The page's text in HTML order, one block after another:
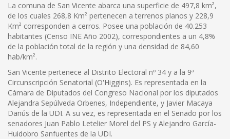
La comuna de San Vicente abarca una superficie de 497,8 km²,
de los cuales 268,8 Km² pertenecen a terrenos planos y 228,9
Km² corresponden a cerros. Posee una población de 40.253
habitantes (Censo INE Año 2002), correspondientes a un 4,8%
de la población total de la región y una densidad de 84,60
hab/km².
San Vicente pertenece al Distrito Electoral nº 34 y a la 9ª
Circunscripción Senatorial (O'Higgins). Es representada en la
Cámara de Diputados del Congreso Nacional por los diputados
Alejandra Sepúlveda Orbenes, Independiente, y Javier Macaya
Danús de la UDI. A su vez, es representada en el Senado por los
senadores Juan Pablo Letelier Morel del PS y Alejandro García-
Huidobro Sanfuentes de la UDI.